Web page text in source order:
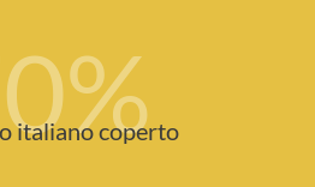
%
italiano coperto